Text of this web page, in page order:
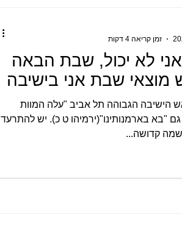
אני לא יכול, שבת הבאה
מוצאי שבת אני בישיבה
הישיבה הגבוהה תל אביב "עלה המוות
גם "בא בארמנותינו"(ירמיהו ט כ). יש להתרעד
קדושה...
זמן קריאה 4 דקות